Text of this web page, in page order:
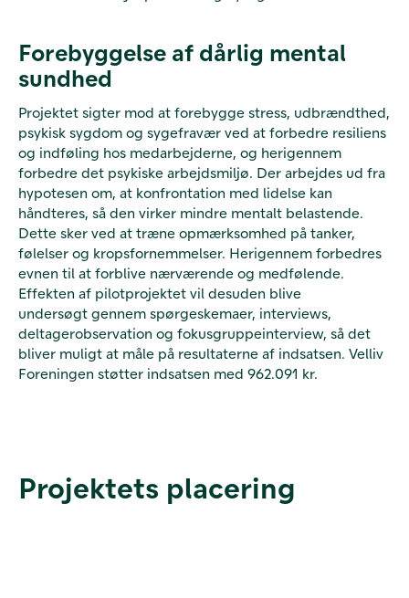
Forebyggelse af dårlig mental
sundhed
Projektet sigter mod at forebygge stress, udbrændthed,
psykisk sygdom og sygefravær ved at forbedre resiliens
og indføling hos medarbejderne, og herigennem
forbedre det psykiske arbejdsmiljø. Der arbejdes ud fra
hypotesen om, at konfrontation med lidelse kan
håndteres, så den virker mindre mentalt belastende.
Dette sker ved at træne opmærksomhed på tanker,
følelser og kropsfornemmelser. Herigennem forbedres
evnen til at forblive nærværende og medfølende.
Effekten af pilotprojektet vil desuden blive
undersøgt gennem spørgeskemaer, interviews,
deltagerobservation og fokusgruppeinterview, så det
bliver muligt at måle på resultaterne af indsatsen. Velliv
Foreningen støtter indsatsen med 962.091 kr.
Projektets placering